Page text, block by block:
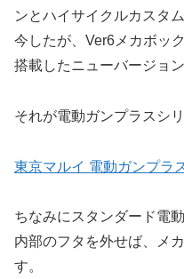
ンとハイサイクルカスタ
今したが、Ver6メカボッ
搭載したニューバージョ
それが電動ガンプラスシ
東京マルイ 電動ガンプラ
ちなみにスタンダード電
内部のフタを外せば、メ
す。